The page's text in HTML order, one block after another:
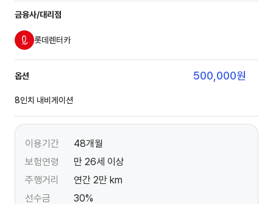
금융사/대리점
롯데렌터카
옵션 500,000원
8인치 내비게이션
이용기간
48개월
보험연령
만 26세 이상
주행거리
연간 2만 km
선수금
30%